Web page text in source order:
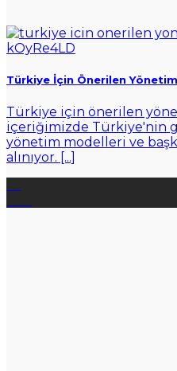
Türkiye İçin Önerilen Yönetim
Türkiye için önerilen
içeriğimizde Türkiye'nin
yönetim modelleri ve
alınıyor. [...]